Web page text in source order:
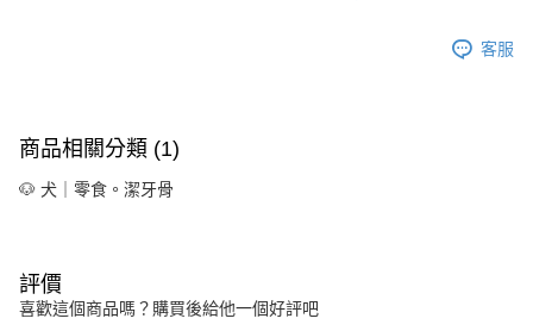
客服
商品相關分類 (1)
🐶 犬｜零食。潔牙骨
評價
喜歡這個商品嗎？購買後給他一個好評吧